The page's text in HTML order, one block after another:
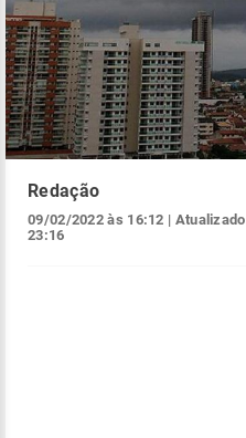
Redação
09/02/2022 às 16:12 | Atualizado
23:16